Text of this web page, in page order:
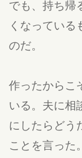
でも、持ち帰
くなっている
のだ。
作ったからこ
いる。夫に相
にしたらどう
ことを言った。